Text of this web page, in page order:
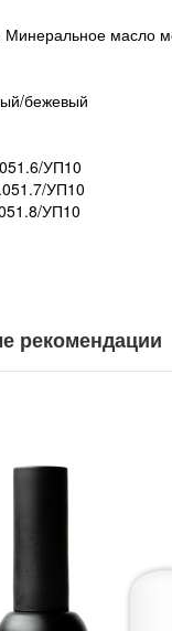
масло
бежевый
УП10
УП10
УП10
рекомендации